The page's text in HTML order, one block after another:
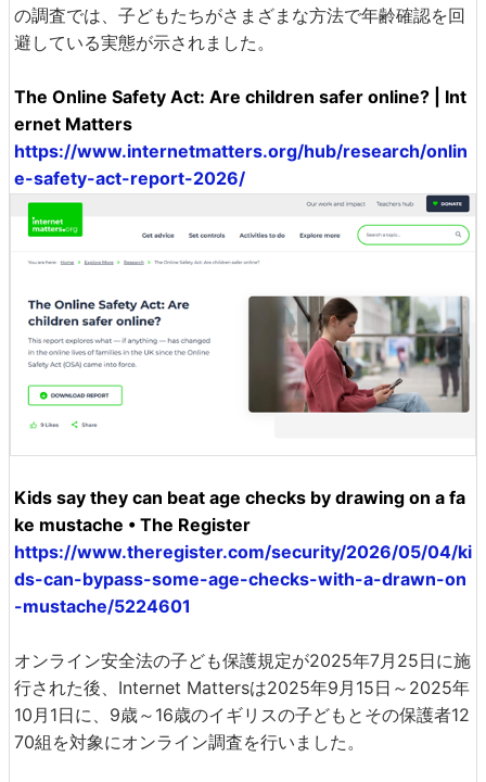
の調査では、子どもたちがさまざまな方法で年齢確認を回
避している実態が示されました。
The Online Safety Act: Are children safer online? | Int
ernet Matters
https://www.internetmatters.org/hub/research/onlin
e-safety-act-report-2026/
Kids say they can beat age checks by drawing on a fa
ke mustache • The Register
https://www.theregister.com/security/2026/05/04/ki
ds-can-bypass-some-age-checks-with-a-drawn-on
-mustache/5224601
オンライン安全法の子ども保護規定が2025年7月25日に施
行された後、Internet Mattersは2025年9月15日～2025年
10月1日に、9歳～16歳のイギリスの子どもとその保護者12
70組を対象にオンライン調査を行いました。